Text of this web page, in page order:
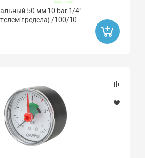
50 мм 10 bar 1/4"
предела) /100/10